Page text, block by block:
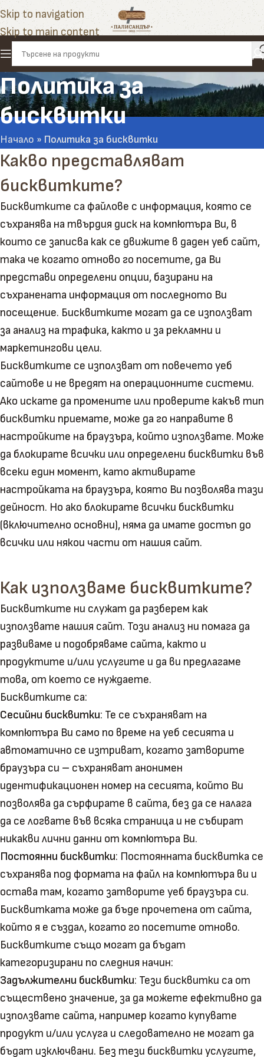
Skip to navigation
Skip to main content
Политика за
бисквитки
Начало » Политика за бисквитки
Какво представляват
бисквитките?
Бисквитките са файлове с информация, която се
съхранява на твърдия диск на компютъра Ви, в
които се записва как се движите в даден уеб сайт,
така че когато отново го посетите, да Ви
представи определени опции, базирани на
съхранената информация от последното Ви
посещение. Бисквитките могат да се използват
за анализ на трафика, както и за рекламни и
маркетингови цели.
Бисквитките се използват от повечето уеб
сайтове и не вредят на операционните системи.
Ако искате да промените или проверите какъв тип
бисквитки приемате, може да го направите в
настройките на браузъра, който използвате. Може
да блокирате всички или определени бисквитки във
всеки един момент, като активирате
настройката на браузъра, която Ви позволява тази
дейност. Но ако блокирате всички бисквитки
(включително основни), няма да имате достъп до
всички или някои части от нашия сайт.
Как използваме бисквитките?
Бисквитките ни служат да разберем как
използвате нашия сайт. Този анализ ни помага да
развиваме и подобряваме сайта, както и
продуктите и/или услугите и да ви предлагаме
това, от което се нуждаете.
Бисквитките са:
Сесийни бисквитки: Те се съхраняват на
компютъра Ви само по време на уеб сесията и
автоматично се изтриват, когато затворите
браузъра си – съхраняват анонимен
идентификационен номер на сесията, който Ви
позволява да сърфирате в сайта, без да се налага
да се логвате във всяка страница и не събират
никакви лични данни от компютъра Ви.
Постоянни бисквитки: Постоянната бисквитка се
съхранява под формата на файл на компютъра ви и
остава там, когато затворите уеб браузъра си.
Бисквитката може да бъде прочетена от сайта,
който я е създал, когато го посетите отново.
Бисквитките също могат да бъдат
категоризирани по следния начин:
Задължителни бисквитки: Тези бисквитки са от
съществено значение, за да можете ефективно да
използвате сайта, например когато купувате
продукт и/или услуга и следователно не могат да
бъдат изключвани. Без тези бисквитки услугите,